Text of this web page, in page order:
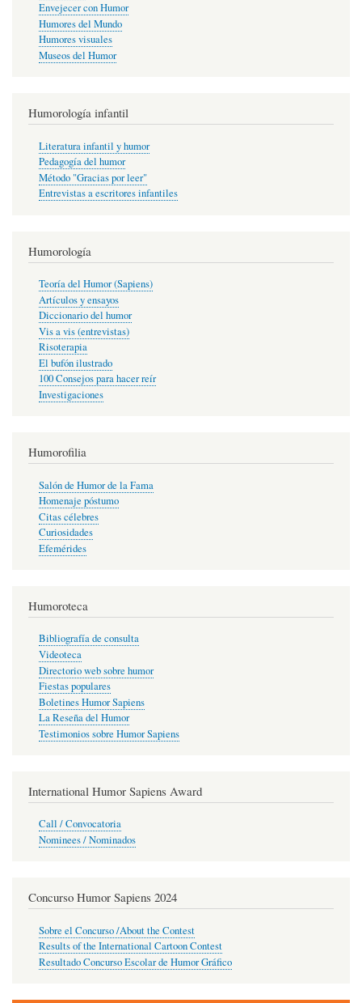
Envejecer con Humor
Humores del Mundo
Humores visuales
Museos del Humor
Humorología infantil
Literatura infantil y humor
Pedagogía del humor
Método "Gracias por leer"
Entrevistas a escritores infantiles
Humorología
Teoría del Humor (Sapiens)
Artículos y ensayos
Diccionario del humor
Vis a vis (entrevistas)
Risoterapia
El bufón ilustrado
100 Consejos para hacer reír
Investigaciones
Humorofilia
Salón de Humor de la Fama
Homenaje póstumo
Citas célebres
Curiosidades
Efemérides
Humoroteca
Bibliografía de consulta
Videoteca
Directorio web sobre humor
Fiestas populares
Boletines Humor Sapiens
La Reseña del Humor
Testimonios sobre Humor Sapiens
International Humor Sapiens Award
Call / Convocatoria
Nominees / Nominados
Concurso Humor Sapiens 2024
Sobre el Concurso /About the Contest
Results of the International Cartoon Contest
Resultado Concurso Escolar de Humor Gráfico